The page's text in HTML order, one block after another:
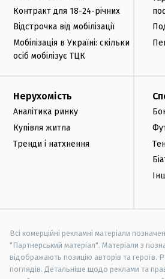
Контракт для 18-24-річних
Відстрочка від мобілізації
Мобілізація в Україні: скільки
осіб мобілізує ТЦК
Нерухомість
Аналітика ринку
Купівля житла
Тренди і натхнення
Всі комерційні рекламні матеріали
"Партнерський матеріал". Матеріали з
відображають позицію авторів та героїв.
поглядів. Детальніше щодо реклами та